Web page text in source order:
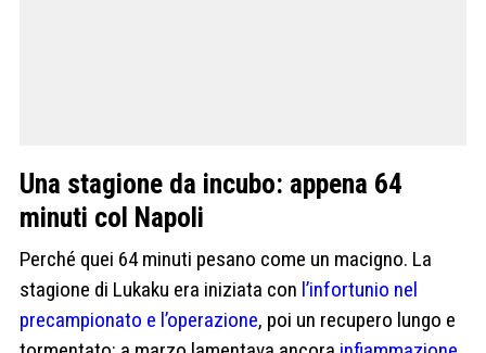
Una stagione da incubo: appena 64
minuti col Napoli
Perché quei 64 minuti pesano come un macigno. La
stagione di Lukaku era iniziata con l’infortunio nel
precampionato e l’operazione, poi un recupero lungo e